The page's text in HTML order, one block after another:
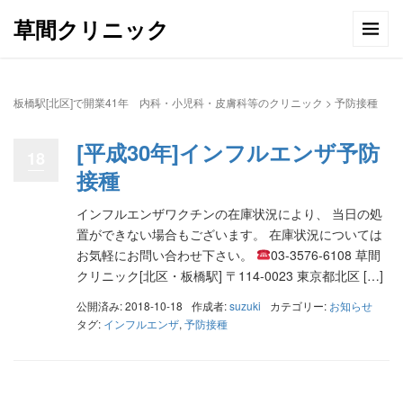
草間クリニック
板橋駅[北区]で開業41年 内科・小児科・皮膚科等のクリニック > 予防接種
[平成30年]インフルエンザ予防
接種
インフルエンザワクチンの在庫状況により、 当日の処
置ができない場合もございます。 在庫状況については
お気軽にお問い合わせ下さい。
03-3576-6108 草間
クリニック[北区・板橋駅] 〒114-0023 東京都北区 […]
公開済み: 2018-10-18 作成者:suzuki カテゴリー: お知らせ
タグ: インフルエンザ, 予防接種